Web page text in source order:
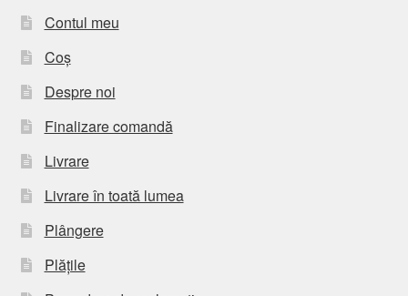
Contul meu
Coș
Despre noi
Finalizare comandă
Livrare
Livrare în toată lumea
Plângere
Plățile